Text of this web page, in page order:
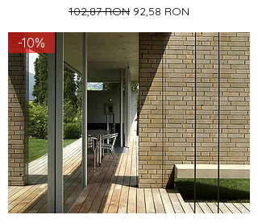
Preț normal
102,87 RON Preț redus
92,58 RON
-10%